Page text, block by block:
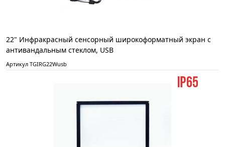
22" Инфракрасный сенсорный широкоформатный экран с
антивандальным стеклом, USB
Артикул TGIRG22Wusb